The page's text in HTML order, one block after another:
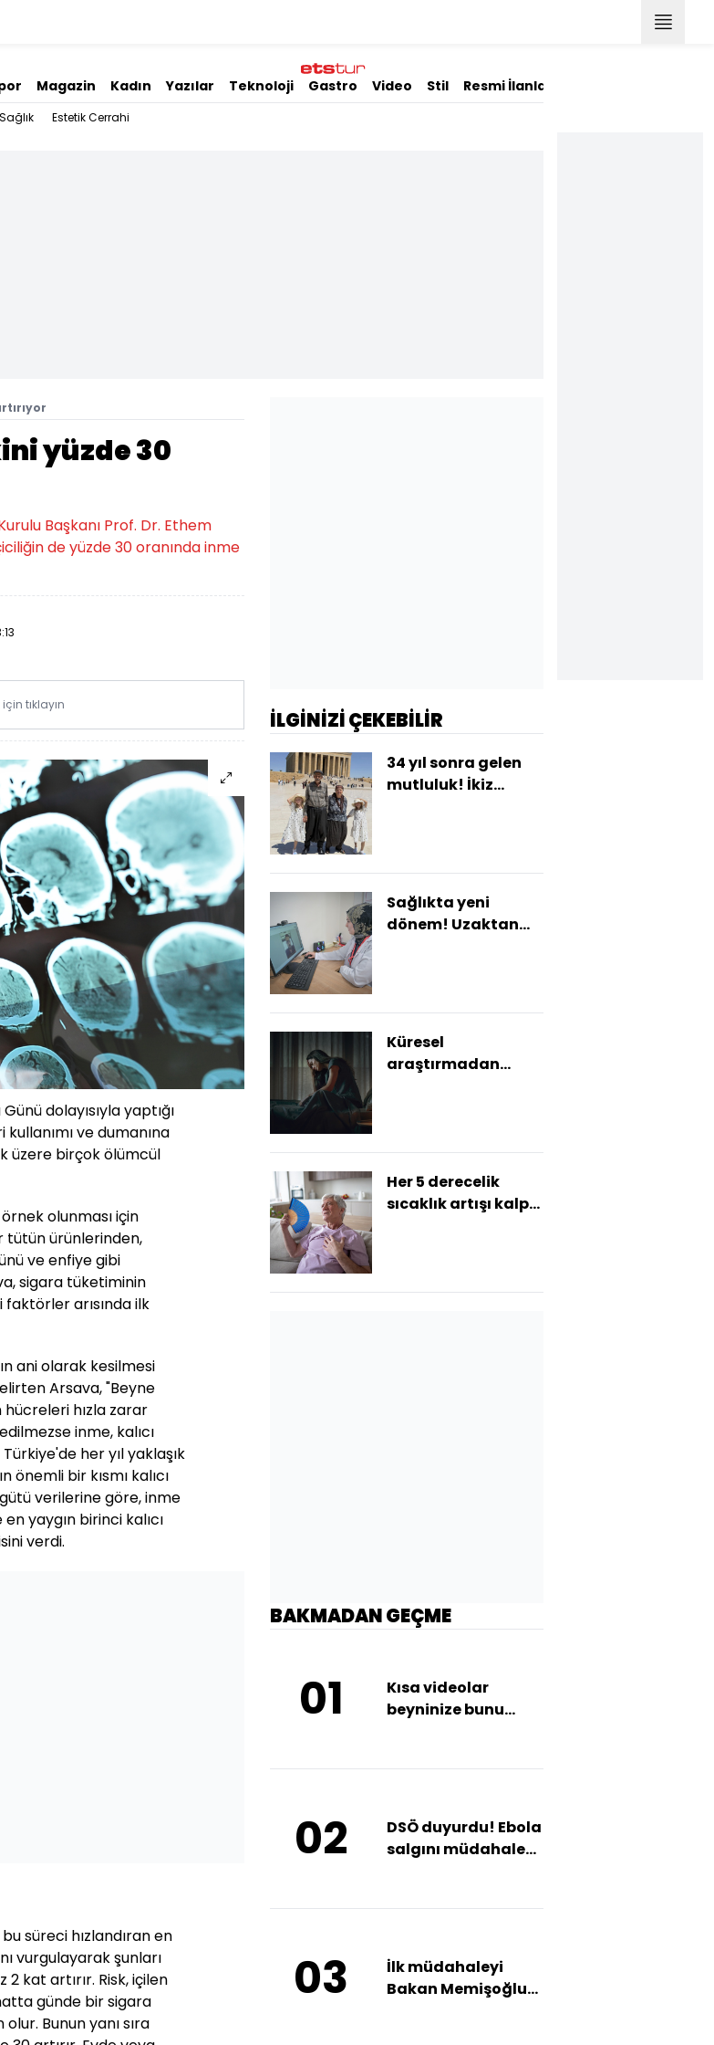
Magazin Kadın Yazılar Teknoloji Gastro Video Stil Resmi İlanlar
Estetik Cerrahi
yüzde 30
Başkanı Prof. Dr. Ethem
de yüzde 30 oranında inme
tıklayın
dolayısıyla yaptığı
ve dumanına
üzere birçok ölümcül
olunması için
tütün ürünlerinden,
ve enfiye gibi
sigara tüketiminin
arısında ilk
ani olarak kesilmesi
Arsava, "Beyne
hücreleri hızla zarar
inme, kalıcı
her yıl yaklaşık
bir kısmı kalıcı
verilerine göre, inme
yaygın birinci kalıcı
verdi.
süreci hızlandıran en
vurgulayarak şunları
kat artırır. Risk, içilen
günde bir sigara
Bunun yanı sıra
İLGİNİZİ ÇEKEBİLİR
34 yıl sonra gelen
mutluluk! İkiz
Sağlıkta yeni
dönem! Uzaktan
Küresel
araştırmadan
Her 5 derecelik
sıcaklık artışı kalp
BAKMADAN GEÇME
01
Kısa videolar
beyninize bunu
02
DSÖ duyurdu! Ebola
salgını müdahale
03
İlk müdahaleyi
Bakan Memişoğlu